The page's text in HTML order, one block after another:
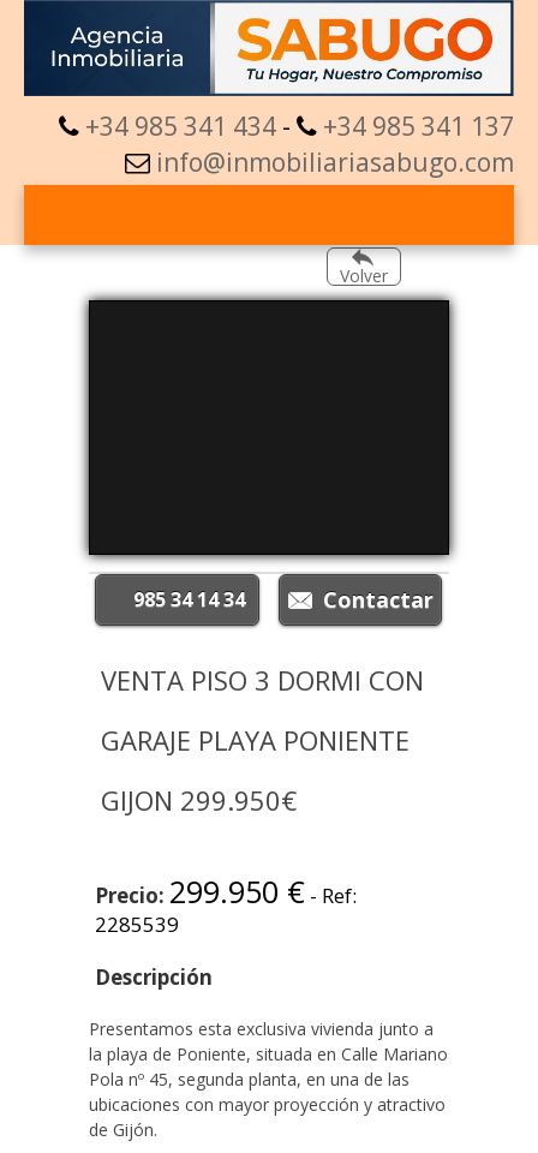
+34 985 341 434 -
+34 985 341 137
info@inmobiliariasabugo.com
Volver
985 34 14 34
VENTA PISO 3 DORMI CON
GARAJE PLAYA PONIENTE
GIJON 299.950€
Precio: 299.950 € - Ref:
2285539
Descripción
Presentamos esta exclusiva vivienda junto a
la playa de Poniente, situada en Calle Mariano
Pola nº 45, segunda planta, en una de las
ubicaciones con mayor proyección y atractivo
de Gijón.